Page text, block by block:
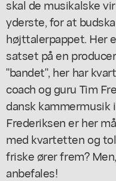
skal de musikalske
yderste, for at
højttalerpappet. Her
satset på en
"bandet", her har
coach og guru Tim
dansk kammermusik
Frederiksen er her
med kvartetten og
friske ører frem?
anbefales!